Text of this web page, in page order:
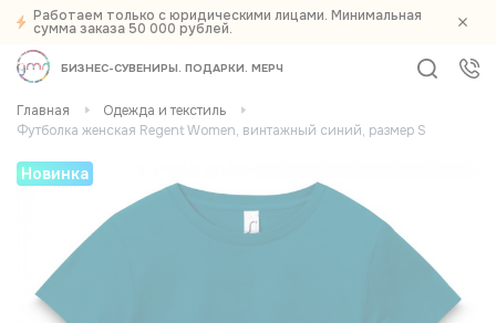
Работаем только с юридическими лицами. Минимальная
сумма заказа 50 000 рублей.
БИЗНЕС-СУВЕНИРЫ ПОДАРКИ МЕРЧ
Главная
Одежда и текстиль
Футболка женская Regent Women, винтажный синий, размер S
Новинка